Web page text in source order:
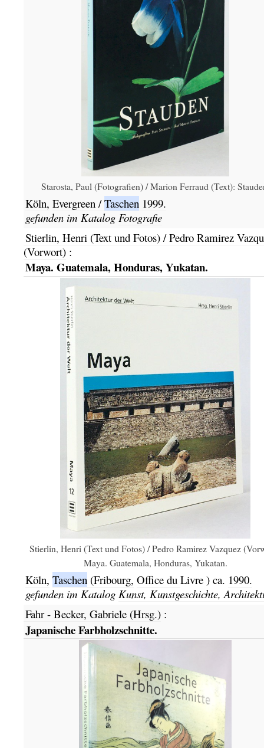
Starosta, Paul (Fotografien) / Marion Ferraud (Text):
Köln, Evergreen /Taschen 1999.
gefunden im Katalog Fotografie
Stierlin, Henri (Text und Fotos) / Pedro Ramirez
(Vorwort) :
Maya. Guatemala, Honduras, Yukatan.
Stierlin, Henri (Text und Fotos) / Pedro Ramirez Vazquez
Maya. Guatemala, Honduras, Yukatan.
Köln, Taschen (Fribourg, Office du Livre) ca. 1990.
gefunden im Katalog Kunst, Kunstgeschichte,
Fahr - Becker, Gabriele (Hrsg.):
Japanische Farbholzschnitte.